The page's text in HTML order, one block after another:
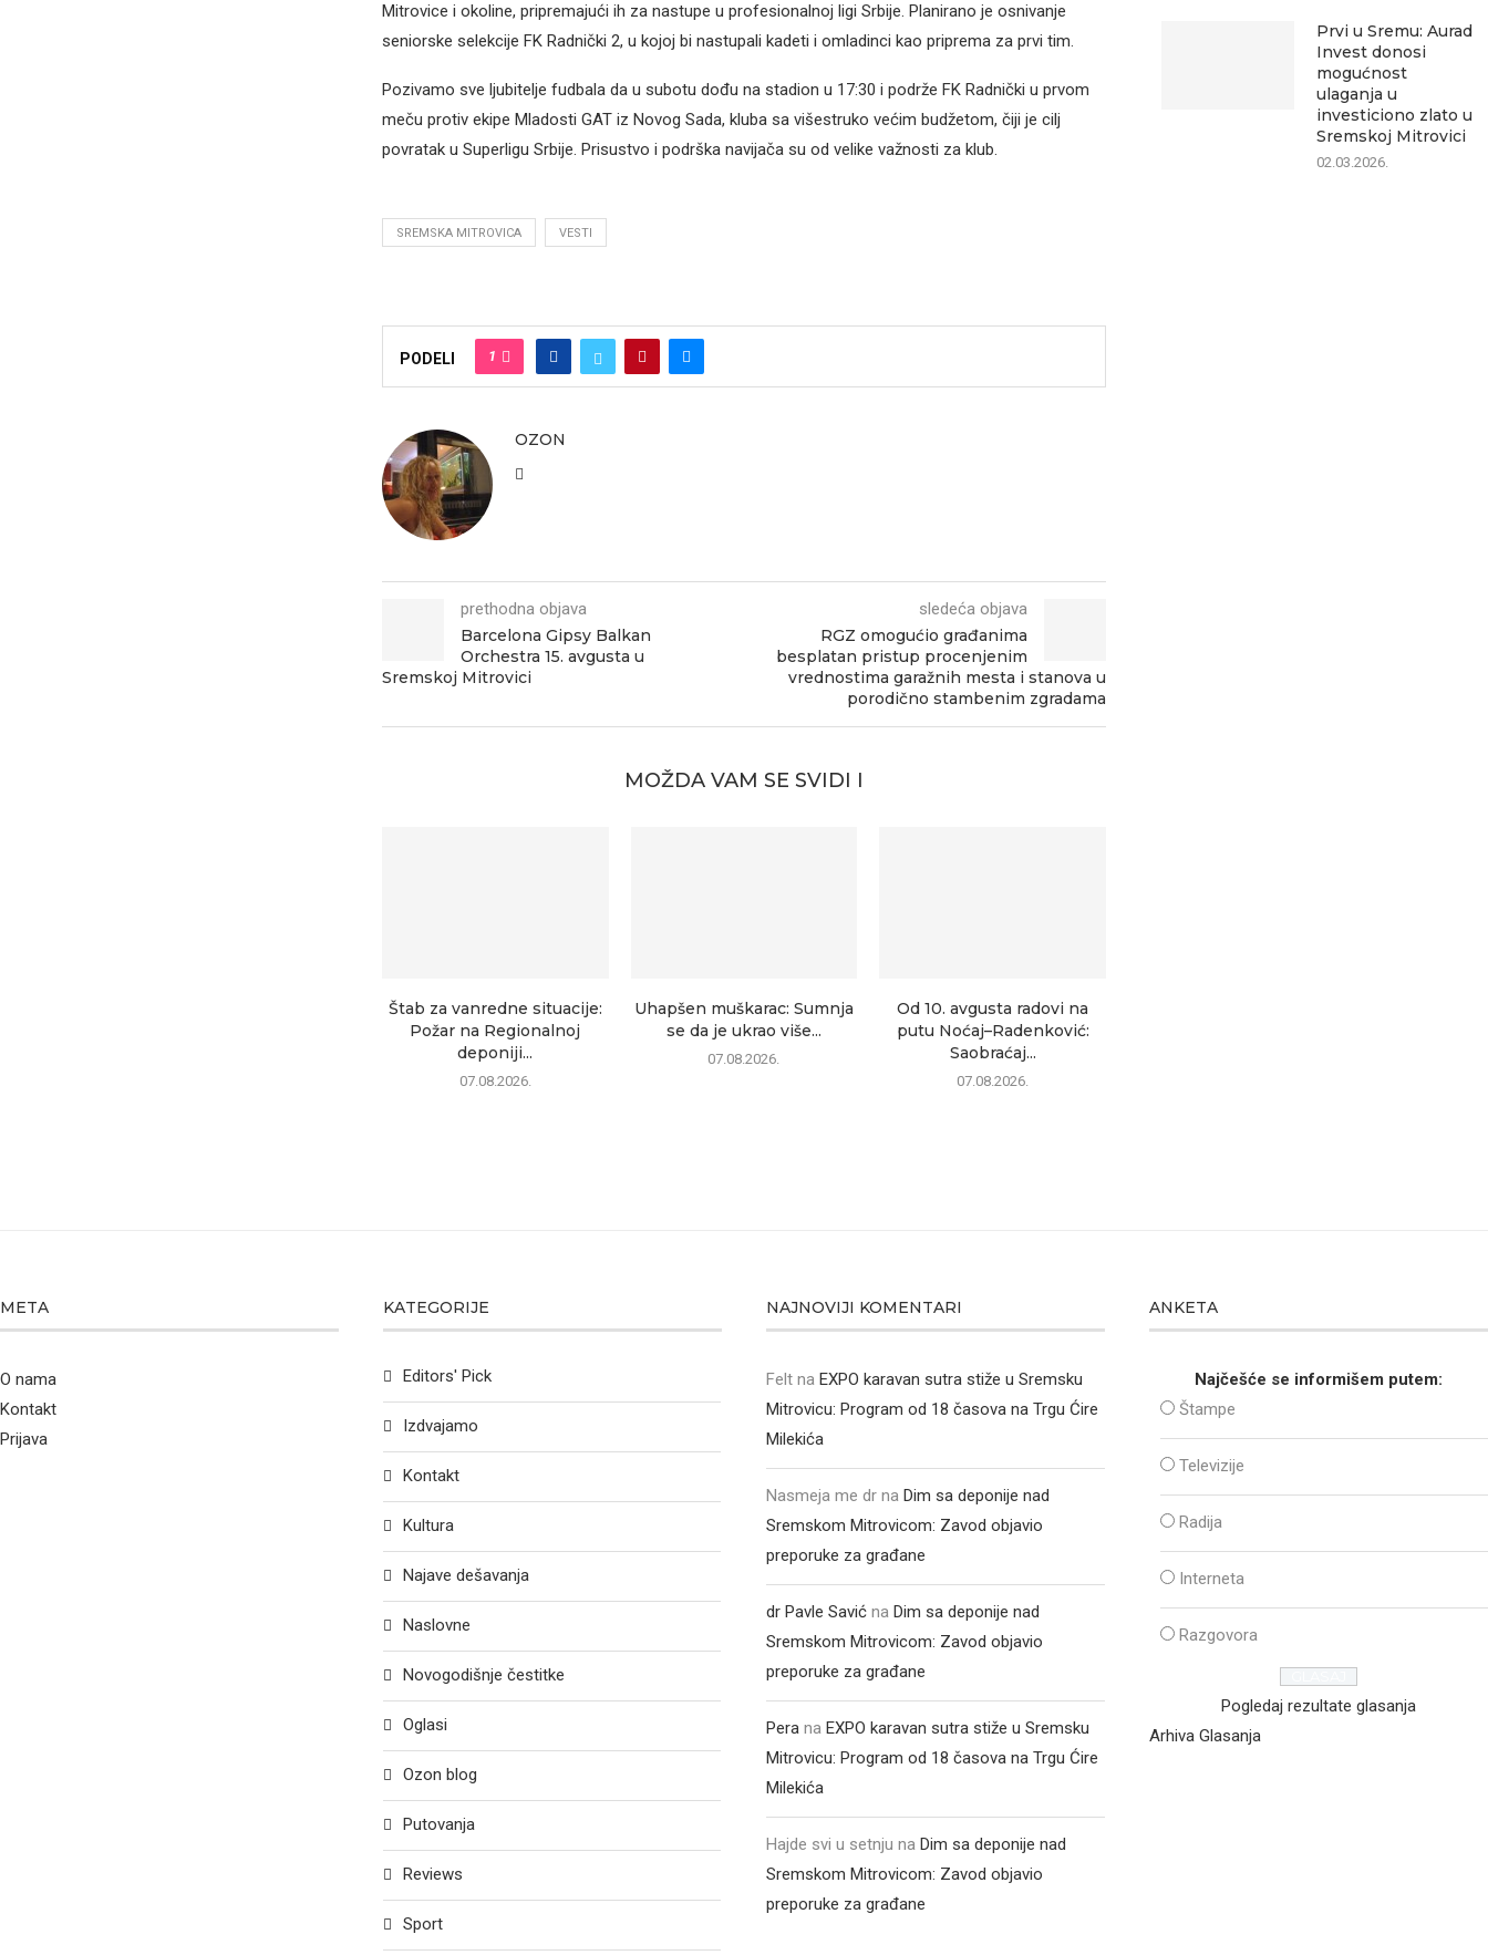
Mitrovice i okoline, pripremajući ih za nastupe u profesionalnoj ligi Srbije. Planirano je osnivanje
seniorske selekcije FK Radnički 2, u kojoj bi nastupali kadeti i omladinci kao priprema za prvi tim.
Pozivamo sve ljubitelje fudbala da u subotu dođu na stadion u 17:30 i podrže FK Radnički u prvom
meču protiv ekipe Mladosti GAT iz Novog Sada, kluba sa višestruko većim budžetom, čiji je cilj
povratak u Superligu Srbije. Prisustvo i podrška navijača su od velike važnosti za klub.
SREMSKA MITROVICA VESTI
PODELI 1
OZON
prethodna objava
Barcelona Gipsy Balkan
Orchestra 15. avgusta u
Sremskoj Mitrovici
sledeća objava
RGZ omogućio građanima
besplatan pristup procenjenim
vrednostima garažnih mesta i stanova u
porodično stambenim zgradama
MOŽDA VAM SE SVIDI I
Štab za vanredne situacije:
Požar na Regionalnoj
deponiji...
07.08.2026.
Uhapšen muškarac: Sumnja
se da je ukrao više...
07.08.2026.
Od 10. avgusta radovi na
putu Noćaj–Radenković:
Saobraćaj...
07.08.2026.
Prvi u Sremu: Aurad
Invest donosi
mogućnost
ulaganja u
investiciono zlato u
Sremskoj Mitrovici
02.03.2026.
META
O nama
Kontakt
Prijava
KATEGORIJE
Editors' Pick
Izdvajamo
Kontakt
Kultura
Najave dešavanja
Naslovne
Novogodišnje čestitke
Oglasi
Ozon blog
Putovanja
Reviews
Sport
NAJNOVIJI KOMENTARI
Felt naEXPO karavan sutra stiže u Sremsku
Mitrovicu: Program od 18 časova na Trgu Ćire
Milekića
Nasmeja me dr naDim sa deponije nad
Sremskom Mitrovicom: Zavod objavio
preporuke za građane
dr Pavle Savić naDim sa deponije nad
Sremskom Mitrovicom: Zavod objavio
preporuke za građane
Pera naEXPO karavan sutra stiže u Sremsku
Mitrovicu: Program od 18 časova na Trgu Ćire
Milekića
Hajde svi u setnju naDim sa deponije nad
Sremskom Mitrovicom: Zavod objavio
preporuke za građane
ANKETA
Najčešće se informišem putem:
Štampe
Televizije
Radija
Interneta
Razgovora
Pogledaj rezultate glasanja
Arhiva Glasanja